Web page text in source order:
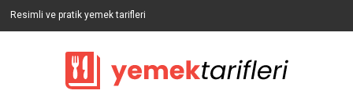
Resimli ve pratik yemek tarifleri